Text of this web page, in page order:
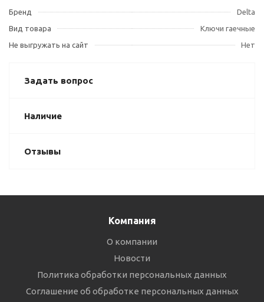
Бренд
Delta
Вид товара
Ключи гаечные
Не выгружать на сайт
Нет
Задать вопрос
Наличие
Отзывы
Компания
О компании
Новости
Политика обработки персональных данных
Соглашение об обработке персональных данных